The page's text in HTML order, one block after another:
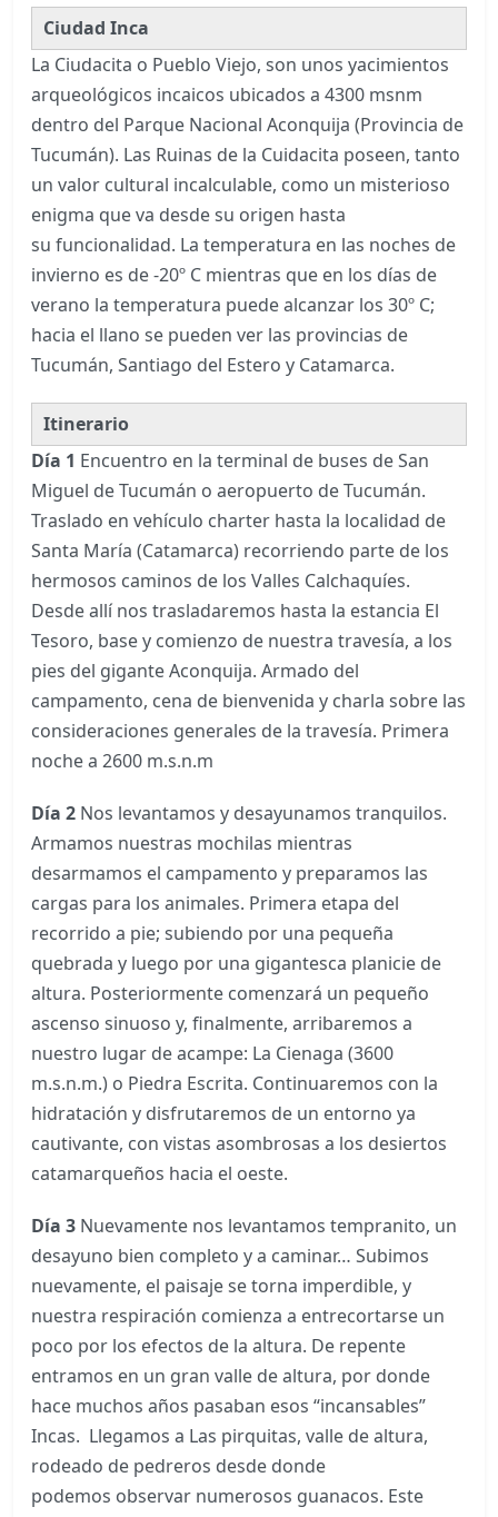
Ciudad Inca
La Ciudacita o Pueblo Viejo, son unos yacimientos
arqueológicos incaicos ubicados a 4300 msnm
dentro del Parque Nacional Aconquija (Provincia de
Tucumán). Las Ruinas de la Cuidacita poseen, tanto
un valor cultural incalculable, como un misterioso
enigma que va desde su origen hasta
su funcionalidad. La temperatura en las noches de
invierno es de -20º C mientras que en los días de
verano la temperatura puede alcanzar los 30º C;
hacia el llano se pueden ver las provincias de
Tucumán, Santiago del Estero y Catamarca.
Itinerario
Día 1 Encuentro en la terminal de buses de San
Miguel de Tucumán o aeropuerto de Tucumán.
Traslado en vehículo charter hasta la localidad de
Santa María (Catamarca) recorriendo parte de los
hermosos caminos de los Valles Calchaquíes.
Desde allí nos trasladaremos hasta la estancia El
Tesoro, base y comienzo de nuestra travesía, a los
pies del gigante Aconquija. Armado del
campamento, cena de bienvenida y charla sobre las
consideraciones generales de la travesía. Primera
noche a 2600 m.s.n.m
Día 2 Nos levantamos y desayunamos tranquilos.
Armamos nuestras mochilas mientras
desarmamos el campamento y preparamos las
cargas para los animales. Primera etapa del
recorrido a pie; subiendo por una pequeña
quebrada y luego por una gigantesca planicie de
altura. Posteriormente comenzará un pequeño
ascenso sinuoso y, finalmente, arribaremos a
nuestro lugar de acampe: La Cienaga (3600
m.s.n.m.) o Piedra Escrita. Continuaremos con la
hidratación y disfrutaremos de un entorno ya
cautivante, con vistas asombrosas a los desiertos
catamarqueños hacia el oeste.
Día 3 Nuevamente nos levantamos tempranito, un
desayuno bien completo y a caminar… Subimos
nuevamente, el paisaje se torna imperdible, y
nuestra respiración comienza a entrecortarse un
poco por los efectos de la altura. De repente
entramos en un gran valle de altura, por donde
hace muchos años pasaban esos “incansables”
Incas. Llegamos a Las pirquitas, valle de altura,
rodeado de pedreros desde donde
podemos observar numerosos guanacos. Este